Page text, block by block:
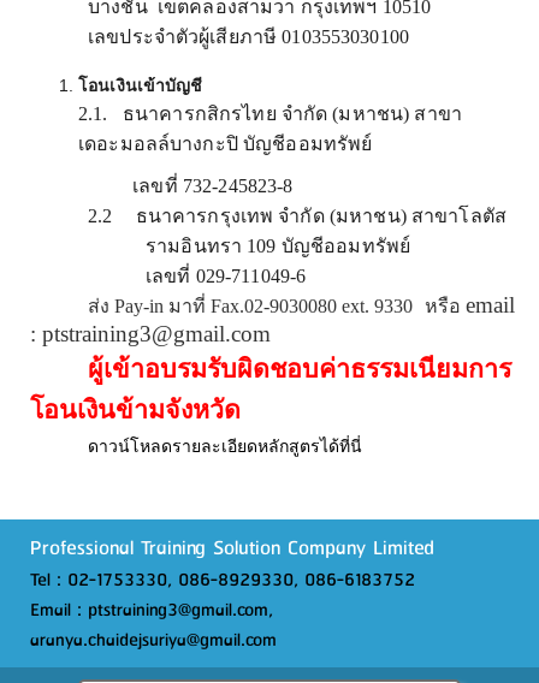
บางชัน เขตคลองสามวา กรุงเทพฯ 10510
เลขประจำตัวผู้เสียภาษี0103553030100
โอนเงินเข้าบัญชี
2.1. ธนาคารกสิกรไทย จำกัด (มหาชน) สาขา
เดอะมอลล์บางกะปิ บัญชีออมทรัพย์
เลขที่ 732-245823-8
2.2
ธนาคารกรุงเทพ จำกัด (มหาชน) สาขาโลตัส
รามอินทรา 109 บัญชีออมทรัพย์
เลขที่ 029-711049-6
ส่ง Pay-in มาที่ Fax.02-9030080 ext. 9330 หรือ email
: ptstraining3@gmail.com
ผู้เข้าอบรมรับผิดชอบค่าธรรมเนียมการ
โอนเงินข้ามจังหวัด
ดาวน์โหลดรายละเอียดหลักสูตรได้ที่นี่
Professional Training Solution Company Limited
Tel : 02-1753330, 086-8929330, 086-6183752
Email : ptstraining3@gmail.com,
aranya.chaidejsuriya@gmail.com